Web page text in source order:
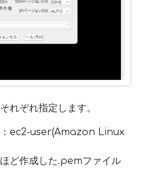
れぞれ指定します。
Linux
した.pemファイル